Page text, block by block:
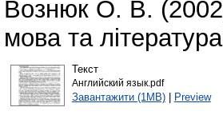
Вознюк О. В.
мова та
Текст
Английский язык.pdf
Завантажити (1MB)| Preview